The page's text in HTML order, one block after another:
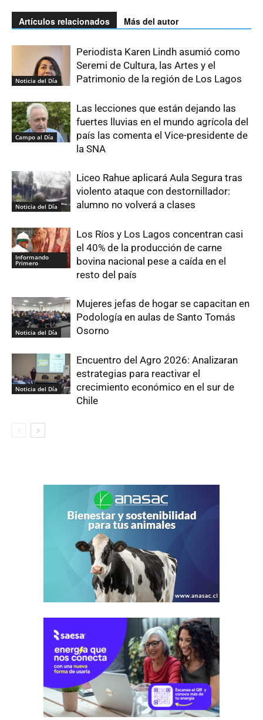
Artículos relacionados Más del autor
Noticia del Día
Periodista Karen Lindh asumió como
Seremi de Cultura, las Artes y el
Patrimonio de la región de Los Lagos
Campo al Día
Las lecciones que están dejando las
fuertes lluvias en el mundo agrícola del
país las comenta el Vice-presidente de
la SNA
Noticia del Día
Liceo Rahue aplicará Aula Segura tras
violento ataque con destornillador:
alumno no volverá a clases
Informando
Primero
Los Ríos y Los Lagos concentran casi
el 40% de la producción de carne
bovina nacional pese a caída en el
resto del país
Noticia del Día
Mujeres jefas de hogar se capacitan en
Podología en aulas de Santo Tomás
Osorno
Noticia del Día
Encuentro del Agro 2026: Analizaran
estrategias para reactivar el
crecimiento económico en el sur de
Chile